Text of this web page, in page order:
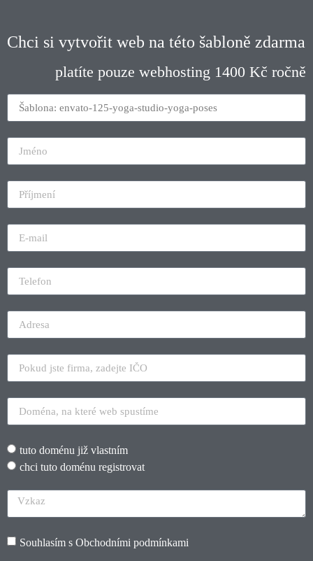
Chci si vytvořit web na této šabloně zdarma
platíte pouze webhosting 1400 Kč ročně
tuto doménu již vlastním
chci tuto doménu registrovat
Souhlasím s Obchodními podmínkami